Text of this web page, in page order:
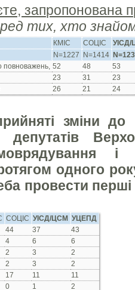
запропонована
тих, хто
КМІС СОЦІС
N=1227
N=1414
повноважень, 52 48
53
23 31
23
26 21 24
зміни до
одного
провести
СОЦІС УІСД/ЦСМ
УЦЕПД
44 37
43
4 6
6
2 3
2
2 3
2
17 11
11
0 1
2